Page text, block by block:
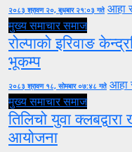
२०८३ श्रावण २०, बुधबार २१:०३ गते आहा
मुख्य समाचारसमाज
रोल्पाको इरिवाङ
भूकम्प
२०८३ श्रावण १८, सोमबार ०७:४८ गते आहा
मुख्य समाचारसमाज
तिलिचो युवा
आयोजना